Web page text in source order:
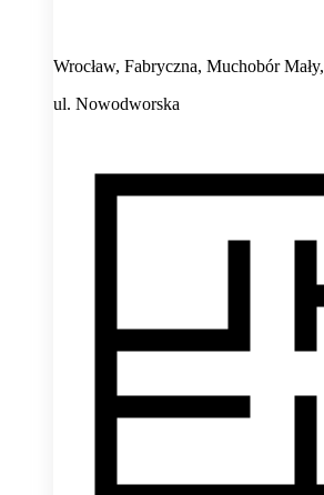
Wrocław, Fabryczna, Muchobór Mały,
ul. Nowodworska